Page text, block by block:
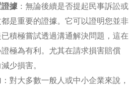
據 ：無論後續是否提起民事訴訟或
是重要的證據。它可以證明您並非
積極嘗試透過溝通解決問題，這在
極為有利。尤其在請求損害賠償
少損害。
：對大多數一般人或中小企業來說，